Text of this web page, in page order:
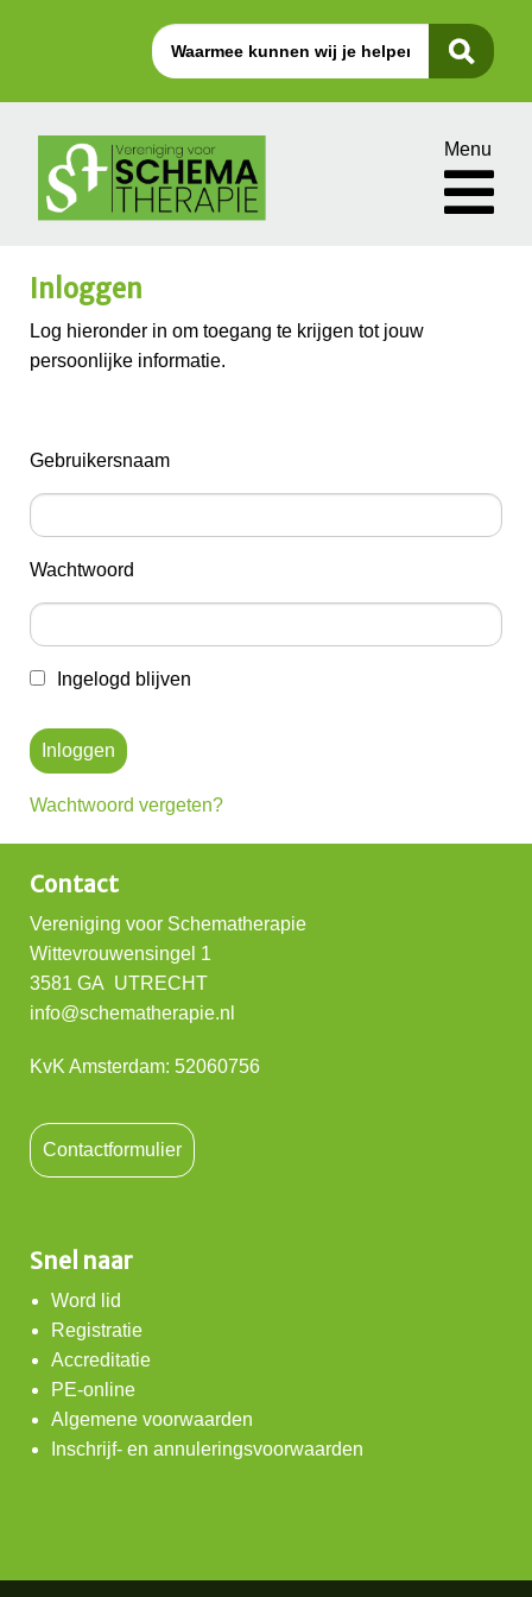
Menu
Inloggen
Log hieronder in om toegang te krijgen tot jouw
persoonlijke informatie.
Gebruikersnaam
Wachtwoord
Ingelogd blijven
Wachtwoord vergeten?
Contact
Vereniging voor Schematherapie
Wittevrouwensingel 1
3581 GA UTRECHT
info@schematherapie.nl
KvK Amsterdam: 52060756
Contactformulier
Snel naar
Word lid
Registratie
Accreditatie
PE-online
Algemene voorwaarden
Inschrijf- en annuleringsvoorwaarden